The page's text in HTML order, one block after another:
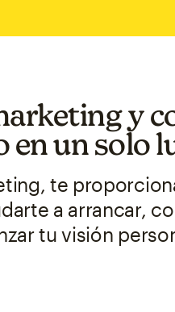
y
en un solo
te
a arrancar,
tu visión